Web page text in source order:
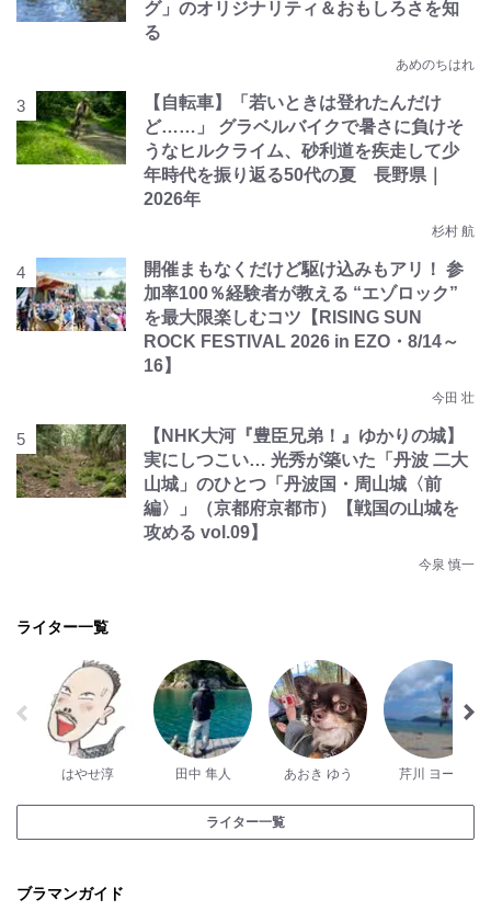
グ」のオリジナリティ＆おもしろさを知
る
あめのちはれ
【自転車】「若いときは登れたんだけ
ど……」 グラベルバイクで暑さに負けそ
うなヒルクライム、砂利道を疾走して少
年時代を振り返る50代の夏 長野県｜
2026年
杉村 航
開催まもなくだけど駆け込みもアリ！ 参
加率100％経験者が教える “エゾロック”
を最大限楽しむコツ【RISING SUN
ROCK FESTIVAL 2026 in EZO・8/14～
16】
今田 壮
【NHK大河『豊臣兄弟！』ゆかりの城】
実にしつこい… 光秀が築いた「丹波 二大
山城」のひとつ「丹波国・周山城〈前
編〉」（京都府京都市）【戦国の山城を
攻める vol.09】
今泉 慎一
ライター一覧
はやせ淳 田中 隼人 あおき ゆう 芹川 ヨーコ
ライター一覧
ブラマンガイド